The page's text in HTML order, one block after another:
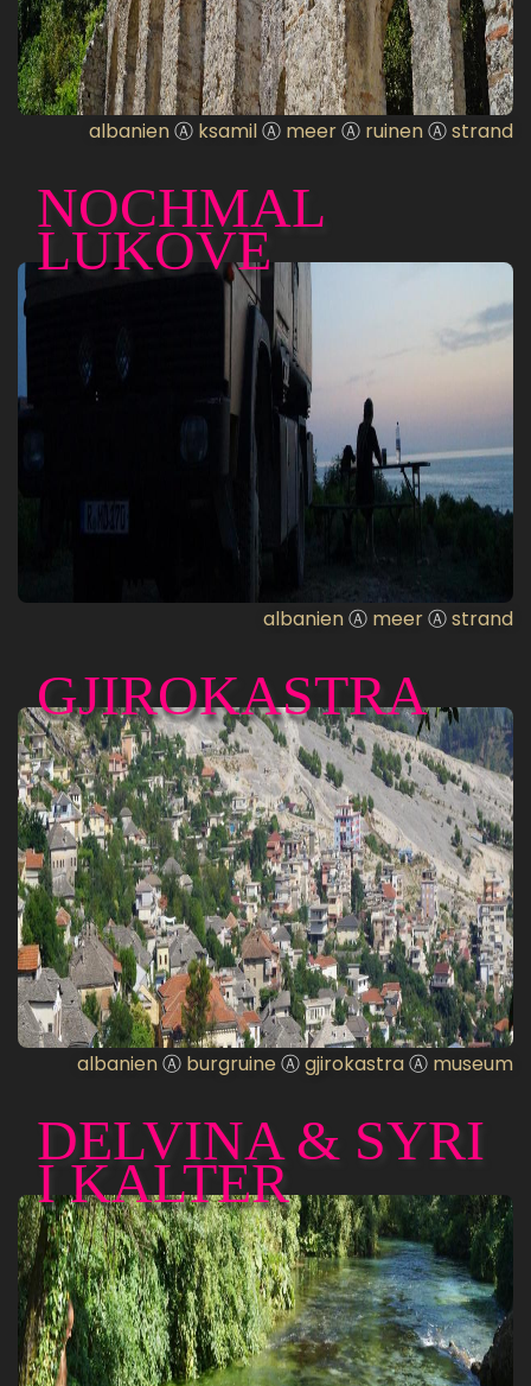
albanienⒶ ksamilⒶ meerⒶ ruinenⒶstrand
NOCHMAL
LUKOVE
albanienⒶ meerⒶstrand
GJIROKASTRA
albanienⒶ burgruine ⒶgjirokastraⒶ museum
DELVINA & SYRI
I KALTER